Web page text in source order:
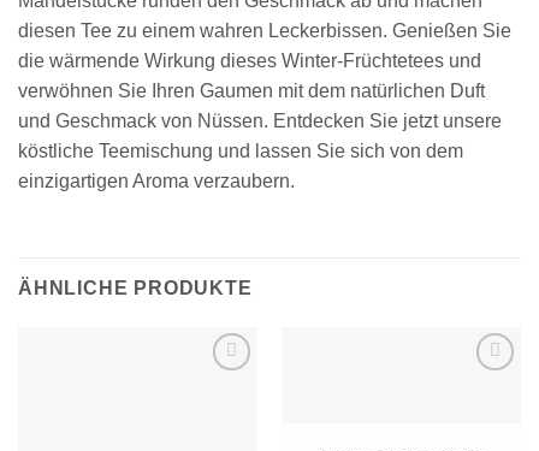
diesen Tee zu einem wahren Leckerbissen. Genießen Sie
die wärmende Wirkung dieses Winter-Früchtetees und
verwöhnen Sie Ihren Gaumen mit dem natürlichen Duft
und Geschmack von Nüssen. Entdecken Sie jetzt unsere
köstliche Teemischung und lassen Sie sich von dem
einzigartigen Aroma verzaubern.
ÄHNLICHE PRODUKTE